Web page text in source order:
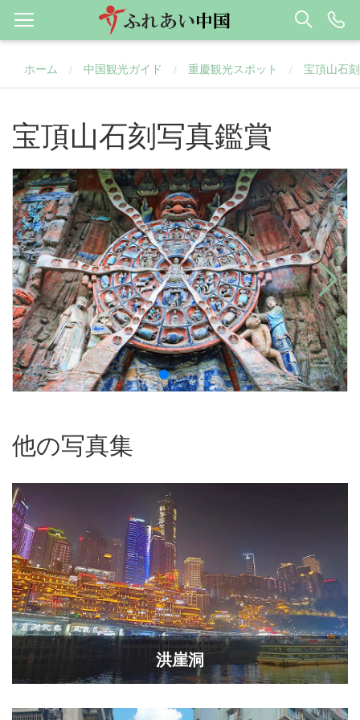
ホーム / 中国観光ガイド / 重慶観光スポット / 宝頂山石刻
宝頂山石刻写真鑑賞
他の写真集
洪崖洞